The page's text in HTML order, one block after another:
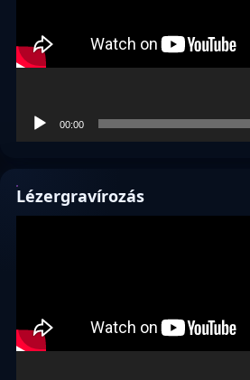
00:00
Lézergravírozás